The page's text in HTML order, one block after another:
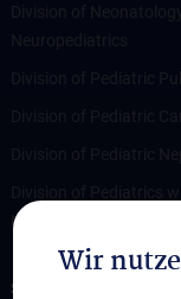
Hematology-Oncology
STUDIES, TRAINING
Wir